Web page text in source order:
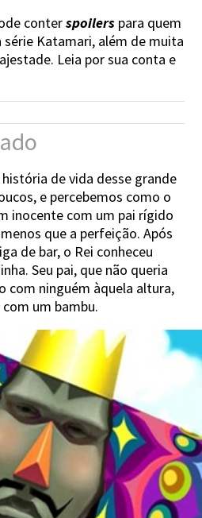
conterspoilers para quem
Katamari, além de muita
Leia por sua conta e
de vida desse grande
e percebemos como o
inocente com um pai rígido
que a perfeição. Após
de bar, o Rei conheceu
Seu pai, que não queria
com ninguém àquela altura,
um bambu.